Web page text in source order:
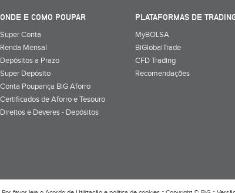
ONDE E COMO POUPAR
Super Conta
Renda Mensal
Depósitos a Prazo
Super Depósito
Conta Poupança BiG Aforro
Certificados de Aforro e Tesouro
Direitos e Deveres - Depósitos
PLATAFORMAS DE
MyBOLSA
BiGlobalTrade
CFD Trading
Recomendações